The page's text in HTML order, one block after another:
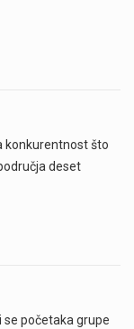
konkurentnost što
deset
se početaka grupe